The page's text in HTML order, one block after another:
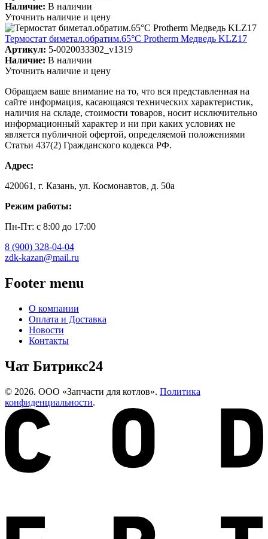
Наличие: В наличии
Уточнить наличие и цену
Термостат биметал.обратим.65°С Protherm Медведь KLZ17
Артикул: 5-0020033302_v1319
Наличие: В наличии
Уточнить наличие и цену
Обращаем ваше внимание на то, что вся представленная на
сайте информация, касающаяся технических характеристик,
наличия на складе, стоимости товаров, носит исключительно
информационный характер и ни при каких условиях не
является публичной офертой, определяемой положениями
Статьи 437(2) Гражданского кодекса РФ.
Адрес:
420061, г. Казань, ул. Космонавтов, д. 50а
Режим работы:
Пн-Пт: с 8:00 до 17:00
8 (900) 328-04-04
zdk-kazan@mail.ru
Footer menu
О компании
Оплата и Доставка
Новости
Контакты
Чат Битрикс24
© 2026. ООО «Запчасти для котлов». Политика
конфиденциальности.